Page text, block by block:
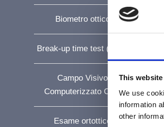
This
We use
information
other
Biometro ottico
Break-up time test (BUT)
Campo Visivo
Computerizzato CVC
Esame ortottico